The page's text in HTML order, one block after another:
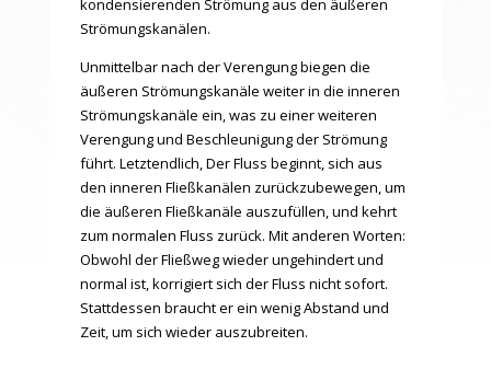
kondensierenden Strömung aus den äußeren
Strömungskanälen.
Unmittelbar nach der Verengung biegen die
äußeren Strömungskanäle weiter in die inneren
Strömungskanäle ein, was zu einer weiteren
Verengung und Beschleunigung der Strömung
führt. Letztendlich,Der Fluss beginnt, sich aus
den inneren Fließkanälen zurückzubewegen, um
die äußeren Fließkanäle auszufüllen, und kehrt
zum normalen Fluss zurück. Mit anderen Worten:
Obwohl der Fließweg wieder ungehindert und
normal ist, korrigiert sich der Fluss nicht sofort.
Stattdessen braucht er ein wenig Abstand und
Zeit, um sich wieder auszubreiten.